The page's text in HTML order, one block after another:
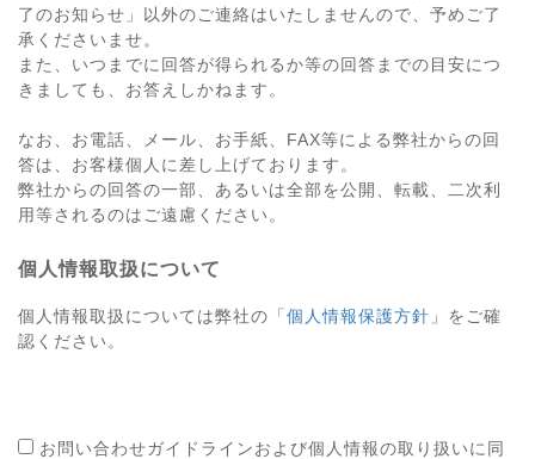
了のお知らせ」以外のご連絡はいたしませんので、予めご了
承くださいませ。
また、いつまでに回答が得られるか等の回答までの目安につ
きましても、お答えしかねます。
なお、お電話、メール、お手紙、FAX等による弊社からの回
答は、お客様個人に差し上げております。
弊社からの回答の一部、あるいは全部を公開、転載、二次利
用等されるのはご遠慮ください。
個人情報取扱について
個人情報取扱については弊社の「 個人情報保護方針 」をご確
認ください。
お問い合わせガイドラインおよび個人情報の取り扱いに同